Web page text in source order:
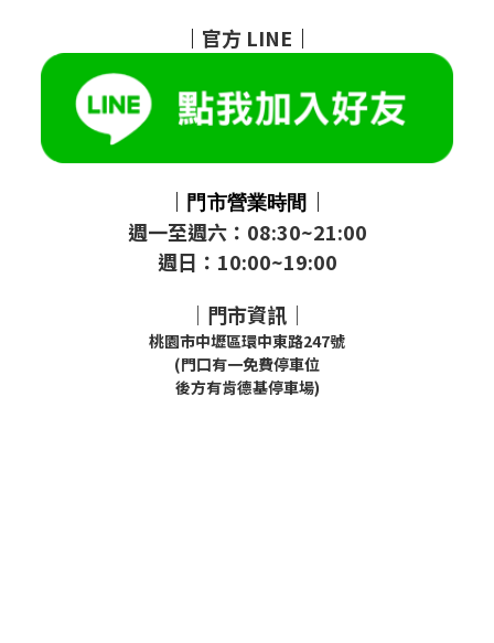
｜ 官方 LINE ｜
｜ 門市營業時間 ｜
週一至週六：08:30~21:00
週日：10:00~19:00
｜門市資訊｜
桃園市中壢區環中東路247號
(門口有一免費停車位
後方有肯德基停車場)